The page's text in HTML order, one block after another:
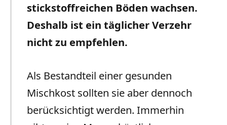
stickstoffreichen Böden wachsen.
Deshalb ist ein täglicher Verzehr
nicht zu empfehlen.
Als Bestandteil einer gesunden
Mischkost sollten sie aber dennoch
berücksichtigt werden. Immerhin